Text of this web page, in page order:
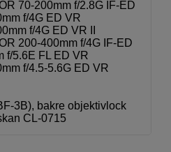
70-200mm f/2.8G IF-ED
f/4G ED VR
f/4G ED VR II
200-400mm f/4G IF-ED
f/5.6E FL ED VR
f/4.5-5.6G ED VR
3B), bakre objektivlock
CL-0715